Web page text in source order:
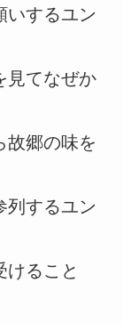
いするユン
見てなぜか
故郷の味を
列するユン
けること